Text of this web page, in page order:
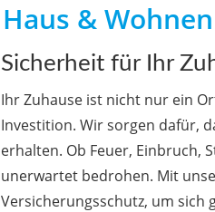
Haus & Wohnen
Sicherheit für Ihr
Ihr Zuhause ist nicht nur ein
Investition. Wir sorgen dafür,
erhalten. Ob Feuer, Einbruch,
unerwartet bedrohen. Mit
Versicherungsschutz, um sich